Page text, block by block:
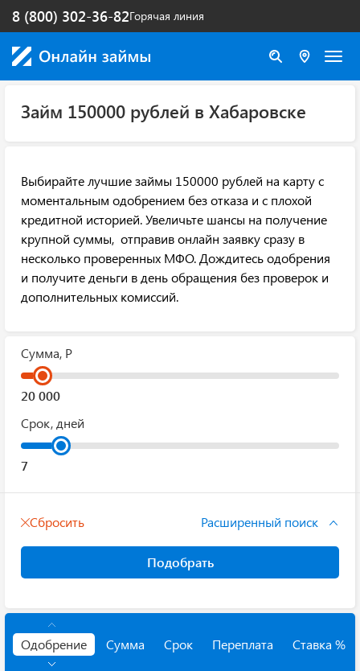
Горячая линия
8 (800) 302-36-82
Займ 150000 рублей в Хабаровске
Выбирайте лучшие займы 150000 рублей на карту с
моментальным одобрением без отказа и с плохой
кредитной историей. Увеличьте шансы на получение
крупной суммы, отправив онлайн заявку сразу в
несколько проверенных МФО. Дождитесь одобрения
и получите деньги в день обращения без проверок и
дополнительных комиссий.
Сумма, Р
Срок, дней
Сбросить Расширенный поиск
Подобрать
Одобрение Сумма Срок Переплата Ставка %